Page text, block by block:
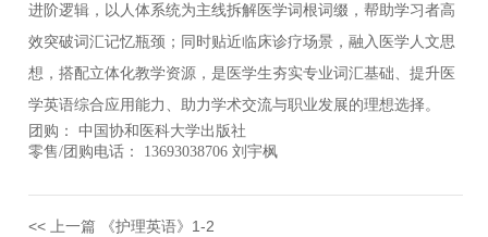
进阶逻辑，以人体系统为主线拆解医学词根词缀，帮助学习者高
效突破词汇记忆瓶颈；同时贴近临床诊疗场景，融入医学人文思
想，搭配立体化教学资源，是医学生夯实专业词汇基础、提升医
学英语综合应用能力、助力学术交流与职业发展的理想选择。
团购： 中国协和医科大学出版社
零售/团购电话： 13693038706 刘宇枫
<< 上一篇 《护理英语》1-2